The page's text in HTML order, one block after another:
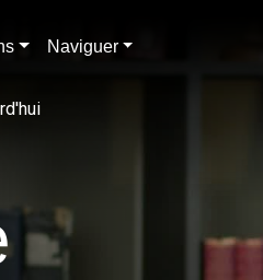
Naviguer